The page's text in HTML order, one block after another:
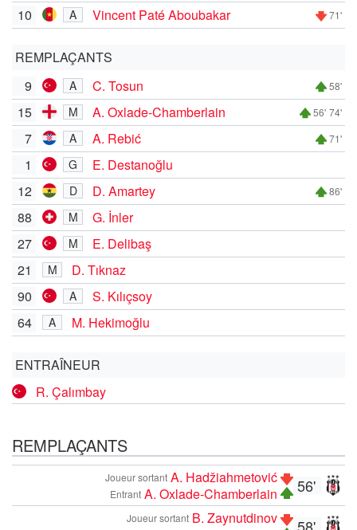
10 A Vincent Paté Aboubakar 71'
REMPLAÇANTS
9
A C. Tosun 58'
15 M A. Oxlade-Chamberlain 56' 74'
7 A A. Rebić 71'
1 G
E. Destanoğlu
12
D D. Amartey 86'
88 M
G. İnler
27
M
E. Delibaş
21
M
D. Tıknaz
90
A
S. Kılıçsoy
64
A M. Hekimoğlu
ENTRAÎNEUR
R. Çalımbay
REMPLAÇANTS
56'
Joueur sortant A. Hadžiahmetović
Entrant A. Oxlade-Chamberlain
58'
Joueur sortant B. Zaynutdinov